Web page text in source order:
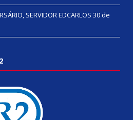
SERVIDOR EDCARLOS 30 de